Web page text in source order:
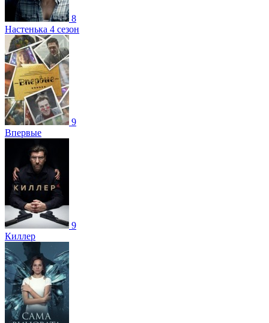
8
Настенька 4 сезон
9
Впервые
9
Киллер